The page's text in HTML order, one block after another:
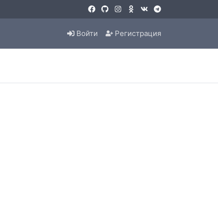
Войти Регистрация